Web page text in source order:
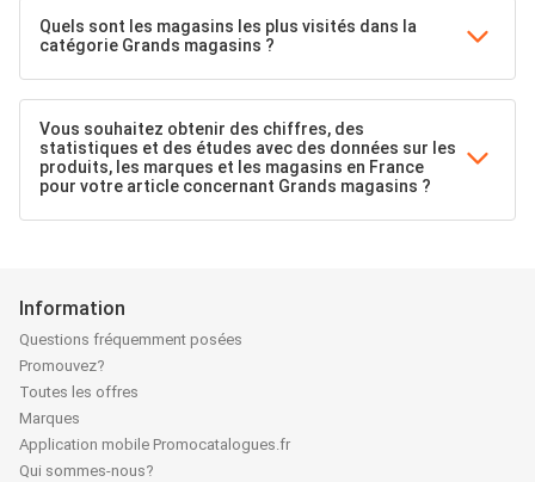
Quels sont les magasins les plus visités dans la
catégorie Grands magasins ?
Vous souhaitez obtenir des chiffres, des
statistiques et des études avec des données sur les
produits, les marques et les magasins en France
pour votre article concernant Grands magasins ?
Information
Questions fréquemment posées
Promouvez?
Toutes les offres
Marques
Application mobile Promocatalogues.fr
Qui sommes-nous?